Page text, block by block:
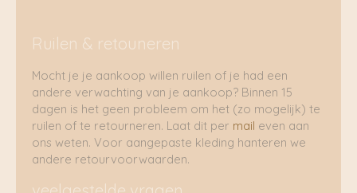
Ruilen & retouneren
Mocht je je aankoop willen ruilen of je had een
andere verwachting van je aankoop? Binnen 15
dagen is het geen probleem om het (zo mogelijk) te
ruilen of te retourneren. Laat dit per mail even aan
ons weten. Voor aangepaste kleding hanteren we
andere retourvoorwaarden.